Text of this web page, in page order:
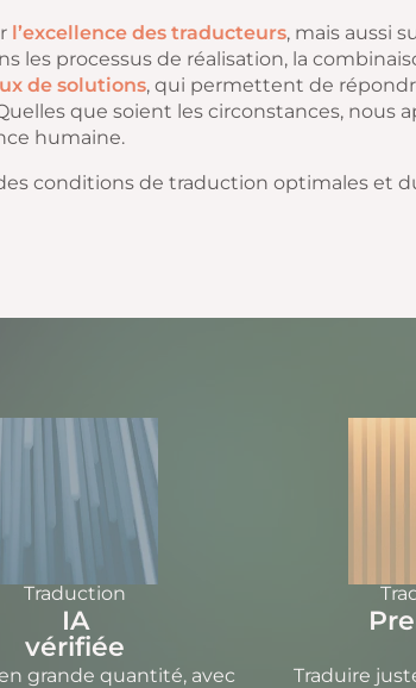
l’excellence des traducteurs, mais aussi
les processus de réalisation, la
de solutions, qui permettent de
que soient les circonstances, nous
humaine.
conditions de traduction optimales et
Traduction
IA
vérifiée
grande quantité, avec
Traduire